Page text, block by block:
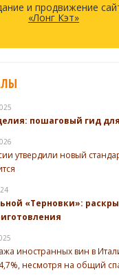
и продвижение
«Лонг Кэт»
пошаговый гид
утвердили новый
«Терновки»:
иностранных вин в
несмотря на общий